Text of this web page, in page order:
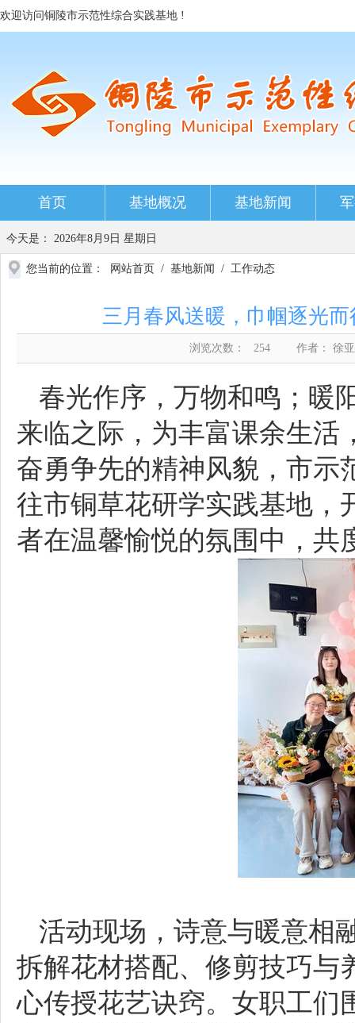
欢迎访问铜陵市示范性综合实践基地 !
首页 基地概况 基地新闻
今天是： 2026年8月9日 星期日
您当前的位置： 网站首页 / 基地新闻 / 工作动态
三月春风送暖，巾帼逐光
浏览次数： 254 作者： 徐
春光作序，万物和鸣；暖
来临之际，为丰富课余生活
奋勇争先的精神风貌，市示
往市铜草花研学实践基地，
者在温馨愉悦的氛围中，共
活动现场，诗意与暖意相
拆解花材搭配、修剪技巧与
心传授花艺诀窍。女职工们